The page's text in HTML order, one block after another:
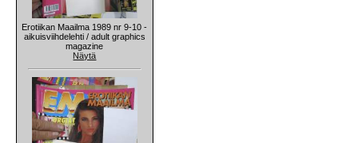
Erotiikan Maailma 1989 nr 9-10 -
aikuisviihdelehti / adult graphics
magazine
Näytä